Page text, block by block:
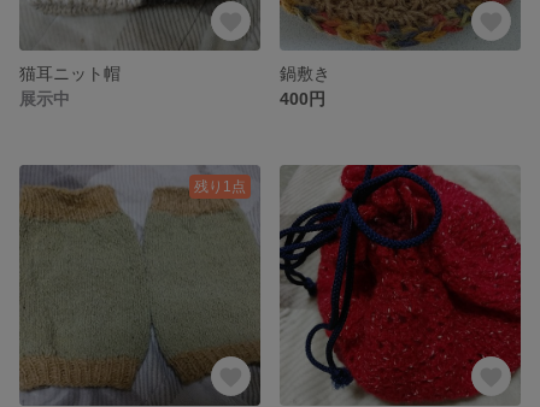
猫耳ニット帽
展示中
鍋敷き
400円
残り1点